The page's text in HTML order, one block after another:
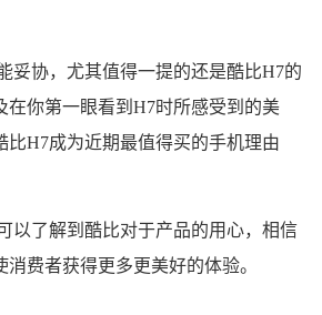
妥协，尤其值得一提的还是酷比H7的
你第一眼看到H7时所感受到的美
H7成为近期最值得买的手机理由
以了解到酷比对于产品的用心，相信
费者获得更多更美好的体验。